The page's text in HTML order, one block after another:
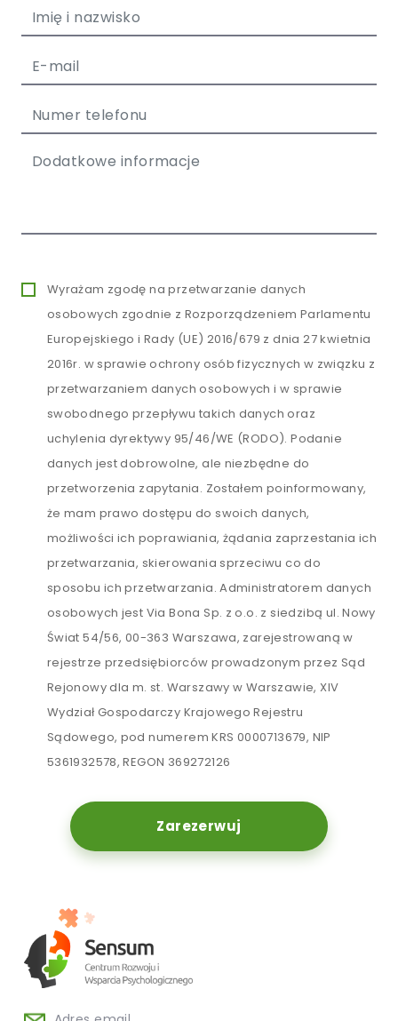
Wyrażam zgodę na przetwarzanie danych
osobowych zgodnie z Rozporządzeniem Parlamentu
Europejskiego i Rady (UE) 2016/679 z dnia 27 kwietnia
2016r. w sprawie ochrony osób fizycznych w związku z
przetwarzaniem danych osobowych i w sprawie
swobodnego przepływu takich danych oraz
uchylenia dyrektywy 95/46/WE (RODO). Podanie
danych jest dobrowolne, ale niezbędne do
przetworzenia zapytania. Zostałem poinformowany,
że mam prawo dostępu do swoich danych,
możliwości ich poprawiania, żądania zaprzestania ich
przetwarzania, skierowania sprzeciwu co do
sposobu ich przetwarzania. Administratorem danych
osobowych jest Via Bona Sp. z o.o. z siedzibą ul. Nowy
Świat 54/56, 00-363 Warszawa, zarejestrowaną w
rejestrze przedsiębiorców prowadzonym przez Sąd
Rejonowy dla m. st. Warszawy w Warszawie, XIV
Wydział Gospodarczy Krajowego Rejestru
Sądowego, pod numerem KRS 0000713679, NIP
5361932578, REGON 369272126
Zarezerwuj